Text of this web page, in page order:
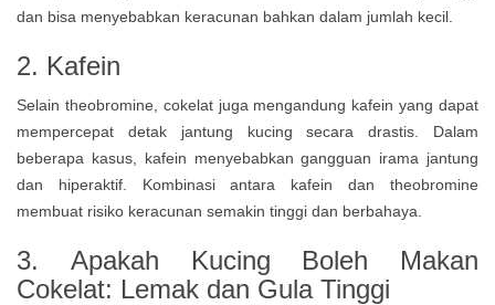
dan bisa menyebabkan keracunan bahkan dalam jumlah kecil.
2. Kafein
Selain theobromine, cokelat juga mengandung kafein yang dapat
mempercepat detak jantung kucing secara drastis. Dalam
beberapa kasus, kafein menyebabkan gangguan irama jantung
dan hiperaktif. Kombinasi antara kafein dan theobromine
membuat risiko keracunan semakin tinggi dan berbahaya.
3. Apakah Kucing Boleh Makan
Cokelat: Lemak dan Gula Tinggi